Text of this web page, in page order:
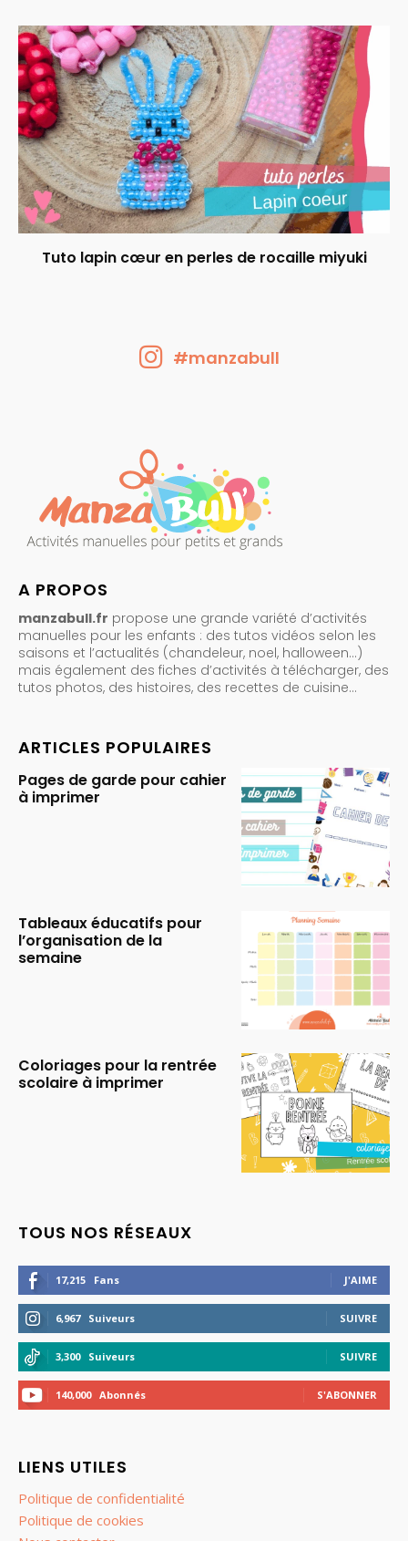
Tuto lapin cœur en perles de rocaille miyuki
#manzabull
A PROPOS
manzabull.fr propose une grande variété d’activités
manuelles pour les enfants : des tutos vidéos selon les
saisons et l’actualités (chandeleur, noel, halloween…)
mais également des fiches d’activités à télécharger, des
tutos photos, des histoires, des recettes de cuisine…
ARTICLES POPULAIRES
Pages de garde pour cahier
à imprimer
Tableaux éducatifs pour
l’organisation de la
semaine
Coloriages pour la rentrée
scolaire à imprimer
TOUS NOS RÉSEAUX
17,215 Fans J'AIME
6,967 Suiveurs SUIVRE
3,300 Suiveurs SUIVRE
140,000 Abonnés S'ABONNER
LIENS UTILES
Politique de confidentialité
Politique de cookies